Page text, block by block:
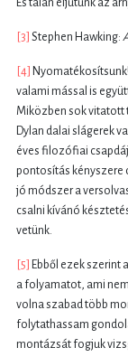
És talán eljutunk az
[3] Stephen Hawking:
[4]
valami mással is
Miközben sok vitatott
Dylan dalai slágerek
éves filozófiai
pontosítás kényszere
jó módszer a
csalni kívánó
vetünk.
[5]
Ebből ezek
a folyamatot, ami
volna szabad több
folytathassam
montázsát fogjuk